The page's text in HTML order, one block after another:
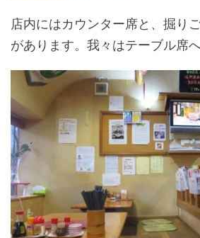
店内にはカウンター席と、掘り
があります。我々はテーブル席へ